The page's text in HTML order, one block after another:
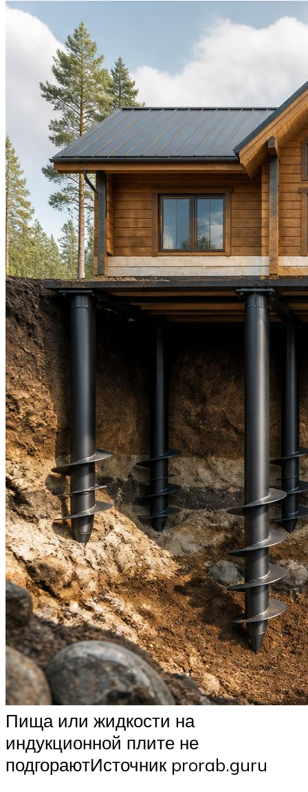
Пища или жидкости на
индукционной плите не
подгораютИсточник prorab.guru